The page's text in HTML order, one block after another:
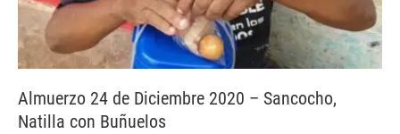
Almuerzo 24 de Diciembre 2020 – Sancocho,
Natilla con Buñuelos